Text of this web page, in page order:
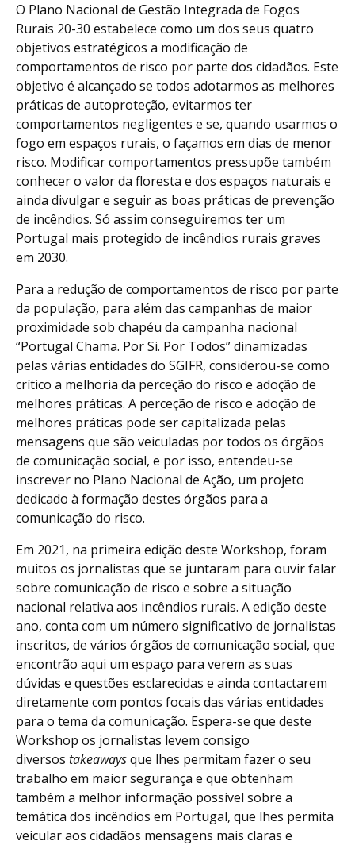
O Plano Nacional de Gestão Integrada de Fogos
Rurais 20-30 estabelece como um dos seus quatro
objetivos estratégicos a modificação de
comportamentos de risco por parte dos cidadãos. Este
objetivo é alcançado se todos adotarmos as melhores
práticas de autoproteção, evitarmos ter
comportamentos negligentes e se, quando usarmos o
fogo em espaços rurais, o façamos em dias de menor
risco. Modificar comportamentos pressupõe também
conhecer o valor da floresta e dos espaços naturais e
ainda divulgar e seguir as boas práticas de prevenção
de incêndios. Só assim conseguiremos ter um
Portugal mais protegido de incêndios rurais graves
em 2030.
Para a redução de comportamentos de risco por parte
da população, para além das campanhas de maior
proximidade sob chapéu da campanha nacional
“Portugal Chama. Por Si. Por Todos” dinamizadas
pelas várias entidades do SGIFR, considerou-se como
crítico a melhoria da perceção do risco e adoção de
melhores práticas. A perceção de risco e adoção de
melhores práticas pode ser capitalizada pelas
mensagens que são veiculadas por todos os órgãos
de comunicação social, e por isso, entendeu-se
inscrever no Plano Nacional de Ação, um projeto
dedicado à formação destes órgãos para a
comunicação do risco.
Em 2021, na primeira edição deste Workshop, foram
muitos os jornalistas que se juntaram para ouvir falar
sobre comunicação de risco e sobre a situação
nacional relativa aos incêndios rurais. A edição deste
ano, conta com um número significativo de jornalistas
inscritos, de vários órgãos de comunicação social, que
encontrão aqui um espaço para verem as suas
dúvidas e questões esclarecidas e ainda contactarem
diretamente com pontos focais das várias entidades
para o tema da comunicação. Espera-se que deste
Workshop os jornalistas levem consigo
diversos takeawaysque lhes permitam fazer o seu
trabalho em maior segurança e que obtenham
também a melhor informação possível sobre a
temática dos incêndios em Portugal, que lhes permita
veicular aos cidadãos mensagens mais claras e